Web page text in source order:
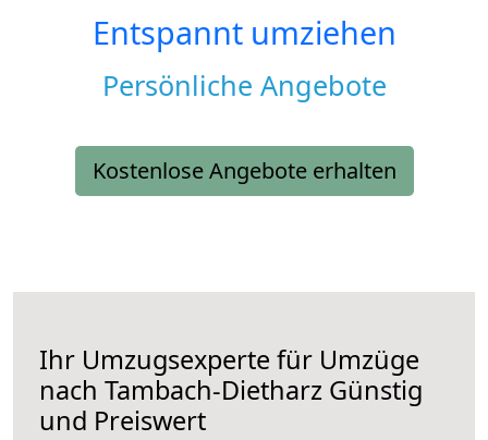
Entspannt umziehen
Persönliche Angebote
Kostenlose Angebote erhalten
Ihr Umzugsexperte für Umzüge
nach Tambach-Dietharz Günstig
und Preiswert